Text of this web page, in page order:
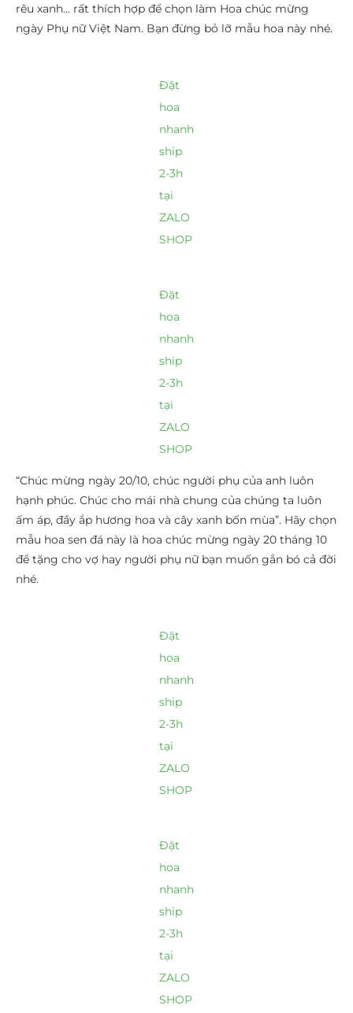
rêu xanh… rất thích hợp để chọn làm Hoa chúc mừng
ngày Phụ nữ Việt Nam. Bạn đừng bỏ lỡ mẫu hoa này nhé.
Đặt
hoa
nhanh
ship
2-3h
tại
ZALO
SHOP
Đặt
hoa
nhanh
ship
2-3h
tại
ZALO
SHOP
“Chúc mừng ngày 20/10, chúc người phụ của anh luôn
hạnh phúc. Chúc cho mái nhà chung của chúng ta luôn
ấm áp, đầy ắp hương hoa và cây xanh bốn mùa”. Hãy chọn
mẫu hoa sen đá này là hoa chúc mừng ngày 20 tháng 10
để tặng cho vợ hay người phụ nữ bạn muốn gắn bó cả đời
nhé.
Đặt
hoa
nhanh
ship
2-3h
tại
ZALO
SHOP
Đặt
hoa
nhanh
ship
2-3h
tại
ZALO
SHOP